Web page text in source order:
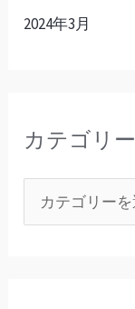
2024年3月
カテゴリー